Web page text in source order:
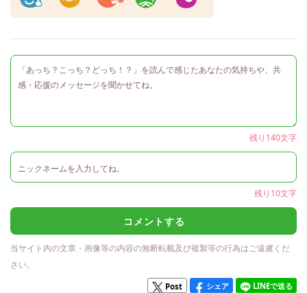
残り140文字
残り10文字
コメントする
当サイト内の文章・画像等の内容の無断転載及び複製等の行為はご遠慮くだ
さい。
Post シェア LINEで送る